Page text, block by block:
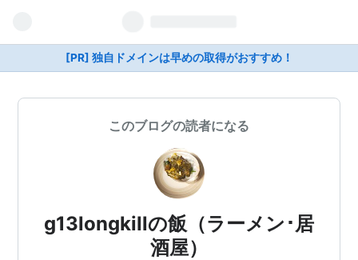
[PR] 独自ドメインは早めの取得がおすすめ！
このブログの読者になる
g13longkillの飯（ラーメン･居
酒屋）